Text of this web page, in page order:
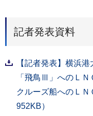
記者発表資料
【記者発表】横浜
「飛鳥Ⅲ」へのＬＮ
クルーズ船へのＬＮ
952KB）